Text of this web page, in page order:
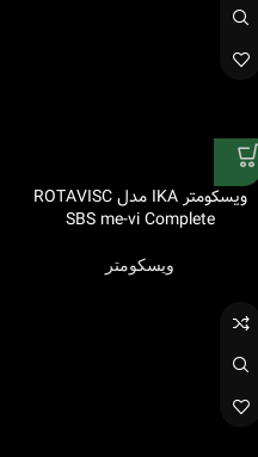
ویسکومتر IKA مدل ROTAVISC
SBS me-vi Complete
ویسکومتر